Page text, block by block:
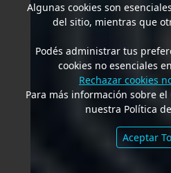
Algunas cookies son
del sitio, mientras que
Podés administrar tus
cookies no esenciales
Rechazar cookies
Para más información sobre
nuestra Política
Aceptar